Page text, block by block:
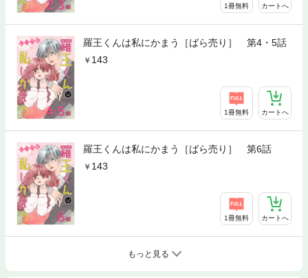
1冊無料 カートへ
羅王くんは私にかまう［ばら売り］ 第4・5話
143
1冊無料 カートへ
羅王くんは私にかまう［ばら売り］ 第6話
143
1冊無料 カートへ
もっと見る